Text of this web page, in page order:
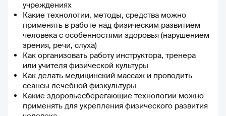
учреждениях
Какие технологии, методы, средства можно
применять в работе над физическим развитием
человека с особенностями здоровья (нарушением
зрения, речи, слуха)
Как организовать работу инструктора, тренера
или учителя физической культуры
Как делать медицинский массаж и проводить
сеансы лечебной физкультуры
Какие здоровьесберегающие технологии можно
применять для укрепления физического развития